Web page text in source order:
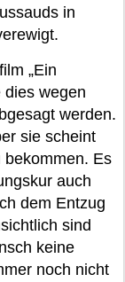
in
„Ein
dies wegen
werden.
sie scheint
bekommen. Es
auch
dem Entzug
sind
keine
noch nicht